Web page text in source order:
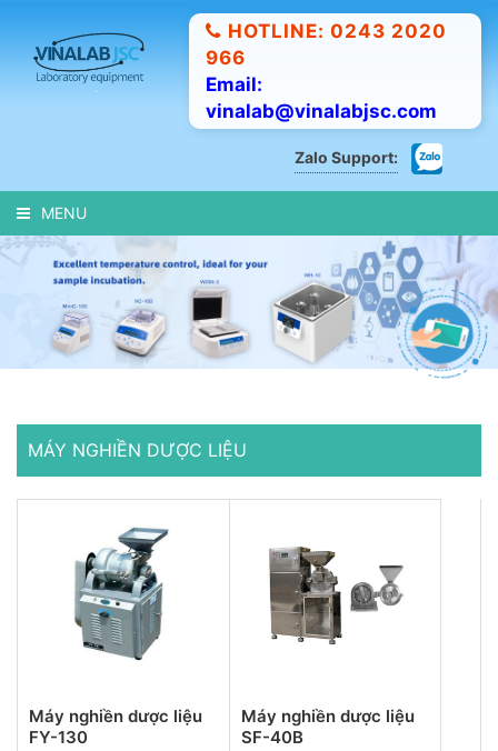
HOTLINE: 0243 2020
966
Email:
vinalab@vinalabjsc.com
Zalo Support:
MENU
MÁY NGHIỀN DƯỢC LIỆU
Máy nghiền dược liệu
FY-130
Máy nghiền dược liệu
SF-40B